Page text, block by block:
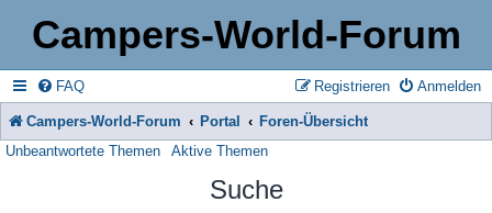
Campers-World-Forum
FAQ Anmelden
Registrieren
Campers-World-Forum Portal
Foren-Übersicht
Unbeantwortete Themen
Aktive Themen
Suche